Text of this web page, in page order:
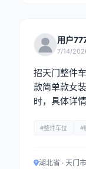
用户
7/14/
招天门整件
款简单款女
时，具体详
#整件车位 #
湖北省 · 天门